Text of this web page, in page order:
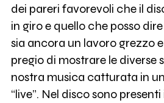
dei pareri favorevoli che il
in giro e quello che posso
sia ancora un lavoro grezzo
pregio di mostrare le
nostra musica catturata in
“live”. Nel disco sono